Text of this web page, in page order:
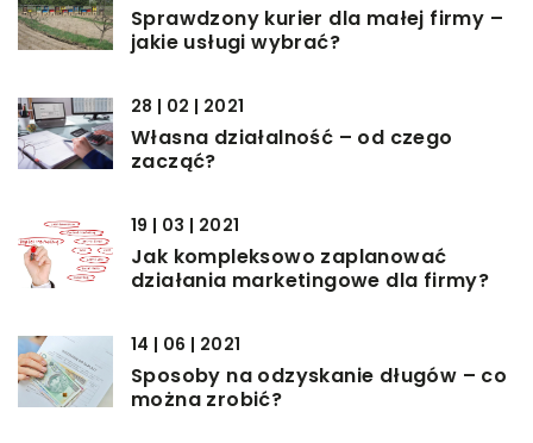
Sprawdzony kurier dla małej firmy –
jakie usługi wybrać?
28 | 02 | 2021
Własna działalność – od czego
zacząć?
19 | 03 | 2021
Jak kompleksowo zaplanować
działania marketingowe dla firmy?
14 | 06 | 2021
Sposoby na odzyskanie długów – co
można zrobić?